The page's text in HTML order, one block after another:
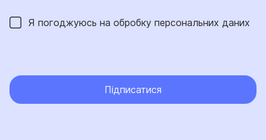
Я погоджуюсь на обробку персональних даних
Підписатися